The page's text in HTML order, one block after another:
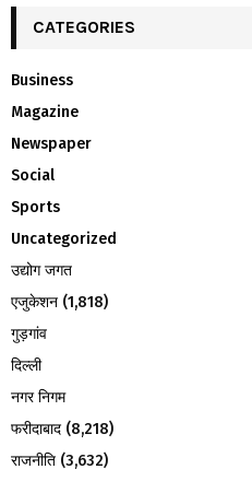
h
o
r
:
CATEGORIES
Business
Magazine
Newspaper
Social
Sports
Uncategorized
उद्योग जगत
एजुकेशन (1,818)
गुड़गांव
दिल्ली
नगर निगम
फरीदाबाद (8,218)
राजनीति (3,632)